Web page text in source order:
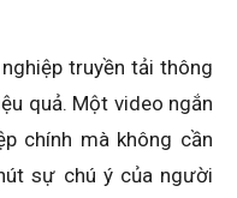
truyền tải thông
quả. Một video ngắn
chính mà không cần
sự chú ý của người